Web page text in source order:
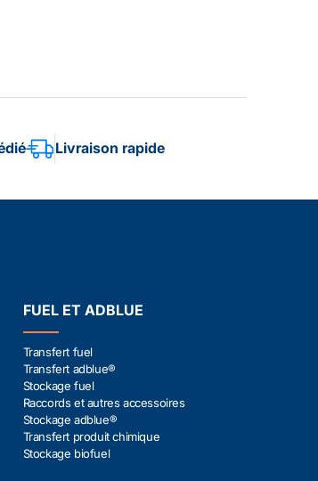
Livraison rapide
FUEL ET ADBLUE
Transfert fuel
Transfert adblue®
Stockage fuel
Raccords et autres accessoires
Stockage adblue®
Transfert produit chimique
Stockage biofuel